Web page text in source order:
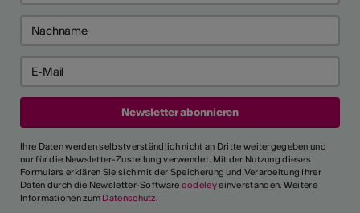
Ihre Daten werden selbstverständlich nicht an Dritte weitergegeben und
nur für die Newsletter-Zustellung verwendet. Mit der Nutzung dieses
Formulars erklären Sie sich mit der Speicherung und Verarbeitung Ihrer
Daten durch die Newsletter-Software dodeleyeinverstanden. Weitere
Informationen zum Datenschutz.